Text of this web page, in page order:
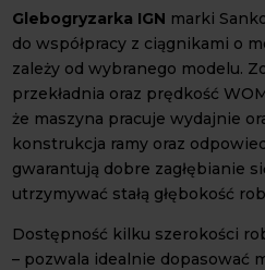
Glebogryzarka IGN marki
do współpracy z ciągnikami o
zależy od wybranego modelu.
przekładnia oraz prędkość
że maszyna pracuje wydajnie
konstrukcja ramy oraz
gwarantują dobre zagłębianie
utrzymywać stałą głębokość
Dostępność kilku szerokości
– pozwala idealnie dopasować